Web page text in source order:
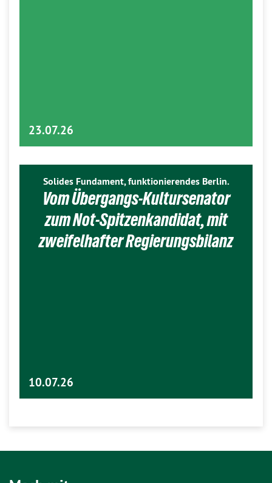
23.07.26
Solides Fundament, funktionierendes Berlin.
Vom Übergangs-Kultursenator
zum Not-Spitzenkandidat, mit
zweifelhafter Regierungsbilanz
10.07.26